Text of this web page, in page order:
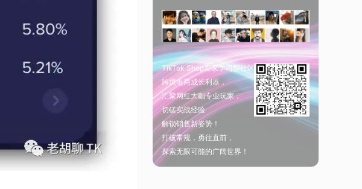
TikTok Shop卖家学习型社区
跨境电商成长利器，
汇聚网红大咖专业玩家，
切磋实战经验
解锁销售新姿势！
打破常规，勇往直前，
探索无限可能的广阔世界！